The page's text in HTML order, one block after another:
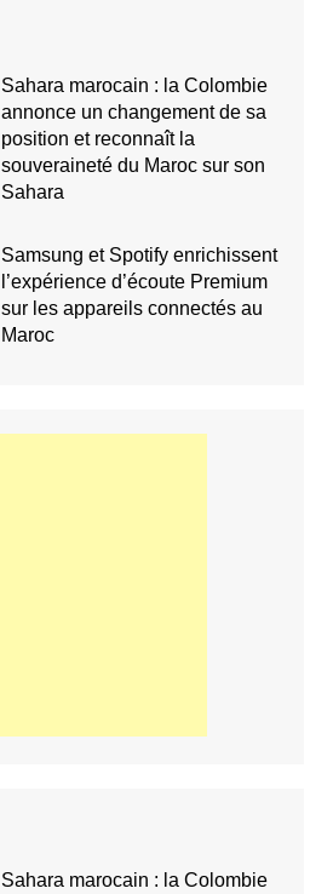
Sahara marocain : la Colombie
annonce un changement de sa
position et reconnaît la
souveraineté du Maroc sur son
Sahara
Samsung et Spotify enrichissent
l’expérience d’écoute Premium
sur les appareils connectés au
Maroc
Sahara marocain : la Colombie